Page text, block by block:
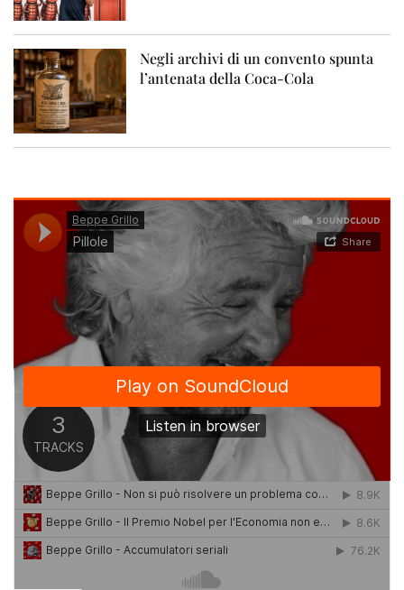
Negli archivi di un convento spunta
l’antenata della Coca-Cola